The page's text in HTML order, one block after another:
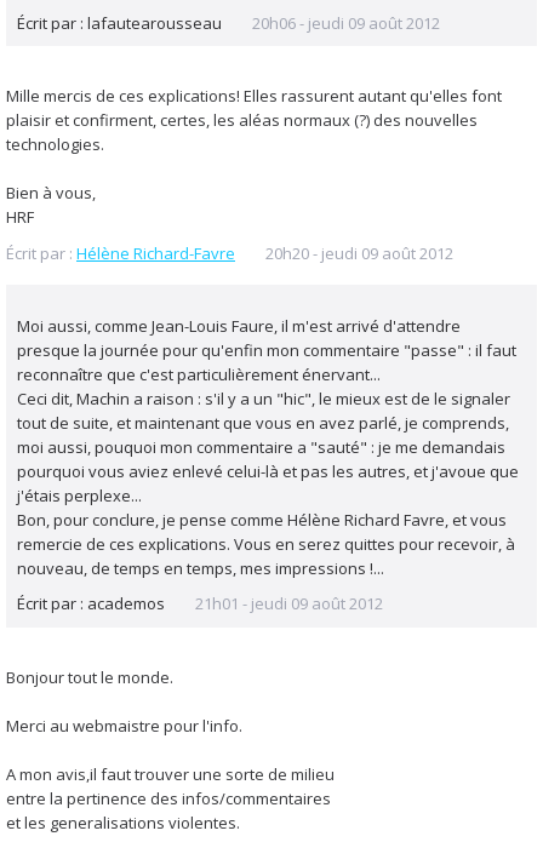
Écrit par :lafautearousseau 20h06- jeudi 09 août 2012
Mille mercis de ces explications! Elles rassurent autant qu'elles font
plaisir et confirment, certes, les aléas normaux (?) des nouvelles
technologies.
Bien à vous,
HRF
Écrit par : Hélène Richard-Favre 20h20- jeudi 09 août 2012
Moi aussi, comme Jean-Louis Faure, il m'est arrivé d'attendre
presque la journée pour qu'enfin mon commentaire "passe" : il faut
reconnaître que c'est particulièrement énervant...
Ceci dit, Machin a raison : s'il y a un "hic", le mieux est de le signaler
tout de suite, et maintenant que vous en avez parlé, je comprends,
moi aussi, pouquoi mon commentaire a "sauté" : je me demandais
pourquoi vous aviez enlevé celui-là et pas les autres, et j'avoue que
j'étais perplexe...
Bon, pour conclure, je pense comme Hélène Richard Favre, et vous
remercie de ces explications. Vous en serez quittes pour recevoir, à
nouveau, de temps en temps, mes impressions !...
Écrit par : academos 21h01 - jeudi 09 août 2012
Bonjour tout le monde.
Merci au webmaistre pour l'info.
A mon avis,il faut trouver une sorte de milieu
entre la pertinence des infos/commentaires
et les generalisations violentes.